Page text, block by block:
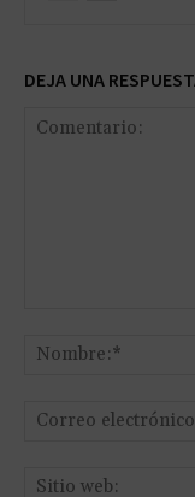
DEJA UNA